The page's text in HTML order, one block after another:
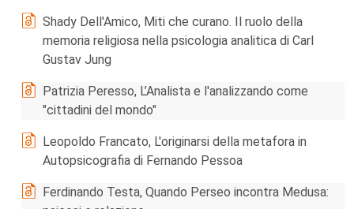
Shady Dell'Amico, Miti che curano. Il ruolo della
memoria religiosa nella psicologia analitica di Carl
Gustav Jung
Patrizia Peresso, L’Analista e l'analizzando come
"cittadini del mondo"
Leopoldo Francato, L'originarsi della metafora in
Autopsicografia di Fernando Pessoa
Ferdinando Testa, Quando Perseo incontra Medusa: